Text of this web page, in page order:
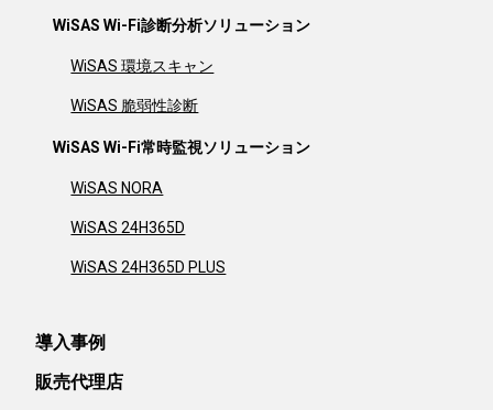
WiSAS Wi-Fi診断分析ソリューション
WiSAS 環境スキャン
WiSAS 脆弱性診断
WiSAS Wi-Fi常時監視ソリューション
WiSAS NORA
WiSAS 24H365D
WiSAS 24H365D PLUS
導入事例
販売代理店